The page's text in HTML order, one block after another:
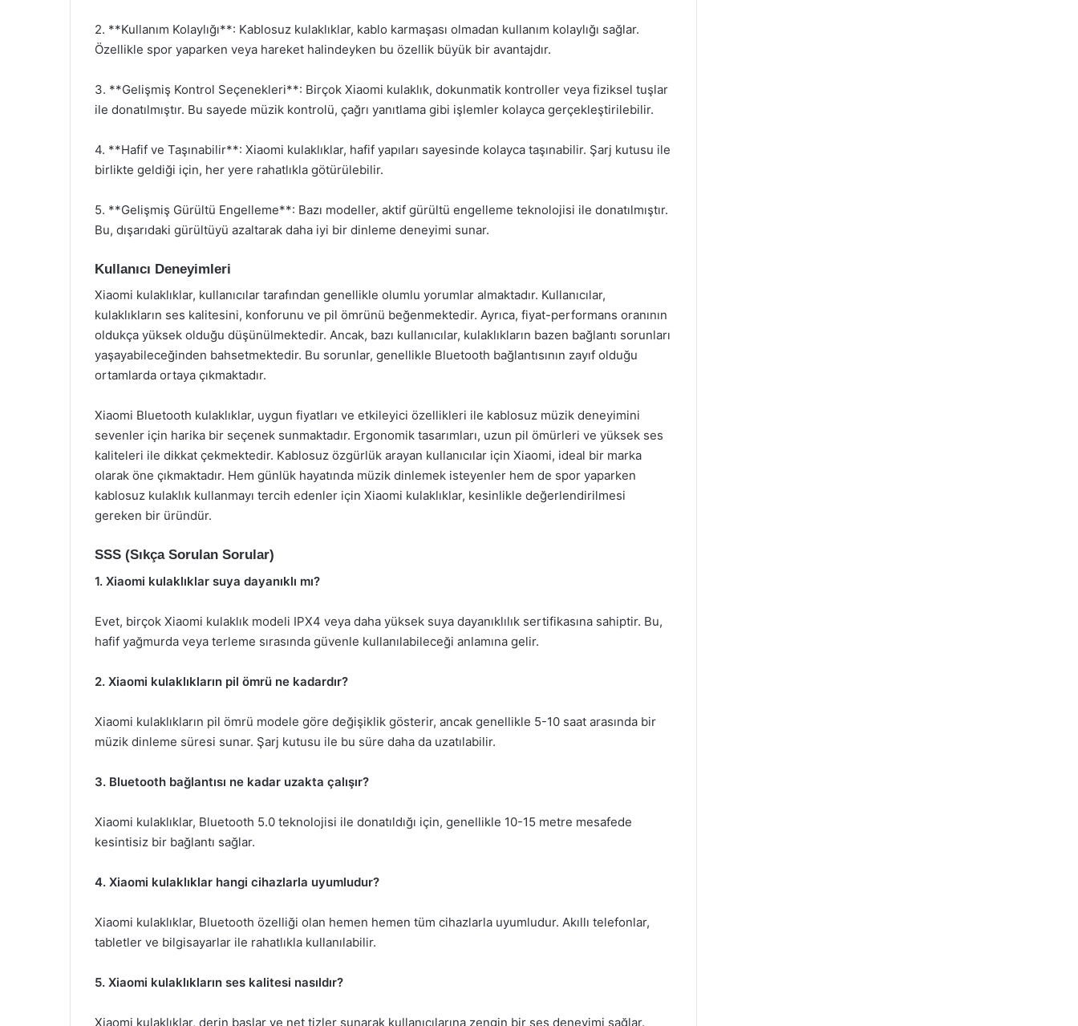
2. **Kullanım Kolaylığı**: Kablosuz kulaklıklar, kablo karmaşası olmadan kullanım kolaylığı sağlar.
Özellikle spor yaparken veya hareket halindeyken bu özellik büyük bir avantajdır.
3. **Gelişmiş Kontrol Seçenekleri**: Birçok Xiaomi kulaklık, dokunmatik kontroller veya fiziksel tuşlar
ile donatılmıştır. Bu sayede müzik kontrolü, çağrı yanıtlama gibi işlemler kolayca gerçekleştirilebilir.
4. **Hafif ve Taşınabilir**: Xiaomi kulaklıklar, hafif yapıları sayesinde kolayca taşınabilir. Şarj kutusu ile
birlikte geldiği için, her yere rahatlıkla götürülebilir.
5. **Gelişmiş Gürültü Engelleme**: Bazı modeller, aktif gürültü engelleme teknolojisi ile donatılmıştır.
Bu, dışarıdaki gürültüyü azaltarak daha iyi bir dinleme deneyimi sunar.
Kullanıcı Deneyimleri
Xiaomi kulaklıklar, kullanıcılar tarafından genellikle olumlu yorumlar almaktadır. Kullanıcılar,
kulaklıkların ses kalitesini, konforunu ve pil ömrünü beğenmektedir. Ayrıca, fiyat-performans oranının
oldukça yüksek olduğu düşünülmektedir. Ancak, bazı kullanıcılar, kulaklıkların bazen bağlantı sorunları
yaşayabileceğinden bahsetmektedir. Bu sorunlar, genellikle Bluetooth bağlantısının zayıf olduğu
ortamlarda ortaya çıkmaktadır.
Xiaomi Bluetooth kulaklıklar, uygun fiyatları ve etkileyici özellikleri ile kablosuz müzik deneyimini
sevenler için harika bir seçenek sunmaktadır. Ergonomik tasarımları, uzun pil ömürleri ve yüksek ses
kaliteleri ile dikkat çekmektedir. Kablosuz özgürlük arayan kullanıcılar için Xiaomi, ideal bir marka
olarak öne çıkmaktadır. Hem günlük hayatında müzik dinlemek isteyenler hem de spor yaparken
kablosuz kulaklık kullanmayı tercih edenler için Xiaomi kulaklıklar, kesinlikle değerlendirilmesi
gereken bir üründür.
SSS (Sıkça Sorulan Sorular)
1. Xiaomi kulaklıklar suya dayanıklı mı?
Evet, birçok Xiaomi kulaklık modeli IPX4 veya daha yüksek suya dayanıklılık sertifikasına sahiptir. Bu,
hafif yağmurda veya terleme sırasında güvenle kullanılabileceği anlamına gelir.
2. Xiaomi kulaklıkların pil ömrü ne kadardır?
Xiaomi kulaklıkların pil ömrü modele göre değişiklik gösterir, ancak genellikle 5-10 saat arasında bir
müzik dinleme süresi sunar. Şarj kutusu ile bu süre daha da uzatılabilir.
3. Bluetooth bağlantısı ne kadar uzakta çalışır?
Xiaomi kulaklıklar, Bluetooth 5.0 teknolojisi ile donatıldığı için, genellikle 10-15 metre mesafede
kesintisiz bir bağlantı sağlar.
4. Xiaomi kulaklıklar hangi cihazlarla uyumludur?
Xiaomi kulaklıklar, Bluetooth özelliği olan hemen hemen tüm cihazlarla uyumludur. Akıllı telefonlar,
tabletler ve bilgisayarlar ile rahatlıkla kullanılabilir.
5. Xiaomi kulaklıkların ses kalitesi nasıldır?
Xiaomi kulaklıklar, derin baslar ve net tizler sunarak kullanıcılarına zengin bir ses deneyimi sağlar.